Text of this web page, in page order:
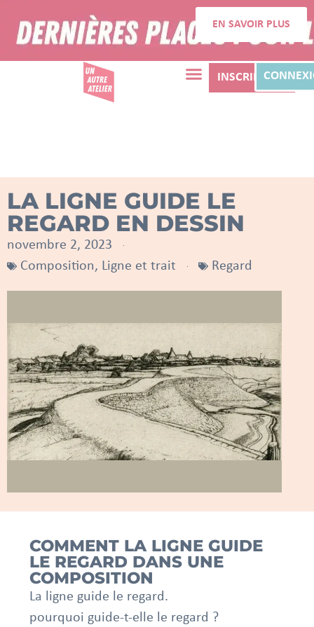
EN SAVOIR PLUS
INSCRIPTION
LA LIGNE GUIDE LE
REGARD EN DESSIN
novembre 2, 2023
Composition, Ligne et trait Regard
COMMENT LA LIGNE GUIDE
LE REGARD DANS UNE
COMPOSITION
La ligne guide le regard.
pourquoi guide-t-elle le regard ?